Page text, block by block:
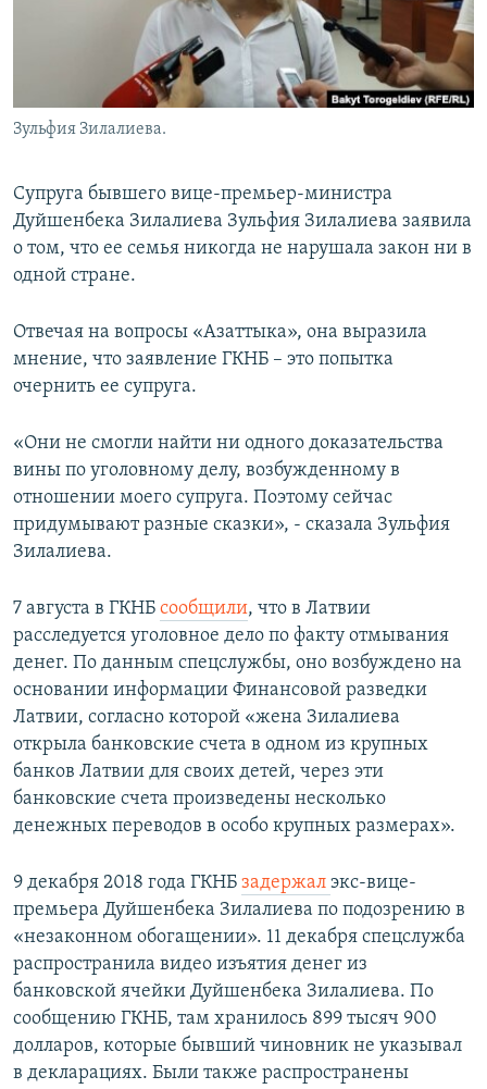
Зульфия Зилалиева.
Супруга бывшего вице-премьер-министра
Дуйшенбека Зилалиева Зульфия Зилалиева заявила
о том, что ее семья никогда не нарушала закон ни в
одной стране.
Отвечая на вопросы «Азаттыка», она выразила
мнение, что заявление ГКНБ – это попытка
очернить ее супруга.
«Они не смогли найти ни одного доказательства
вины по уголовному делу, возбужденному в
отношении моего супруга. Поэтому сейчас
придумывают разные сказки», - сказала Зульфия
Зилалиева.
7 августа в ГКНБ сообщили, что в Латвии
расследуется уголовное дело по факту отмывания
денег. По данным спецслужбы, оно возбуждено на
основании информации Финансовой разведки
Латвии, согласно которой «жена Зилалиева
открыла банковские счета в одном из крупных
банков Латвии для своих детей, через эти
банковские счета произведены несколько
денежных переводов в особо крупных размерах».
9 декабря 2018 года ГКНБ задержал экс-вице-
премьера Дуйшенбека Зилалиева по подозрению в
«незаконном обогащении». 11 декабря спецслужба
распространила видео изъятия денег из
банковской ячейки Дуйшенбека Зилалиева. По
сообщению ГКНБ, там хранилось 899 тысяч 900
долларов, которые бывший чиновник не указывал
в декларациях. Были также распространены